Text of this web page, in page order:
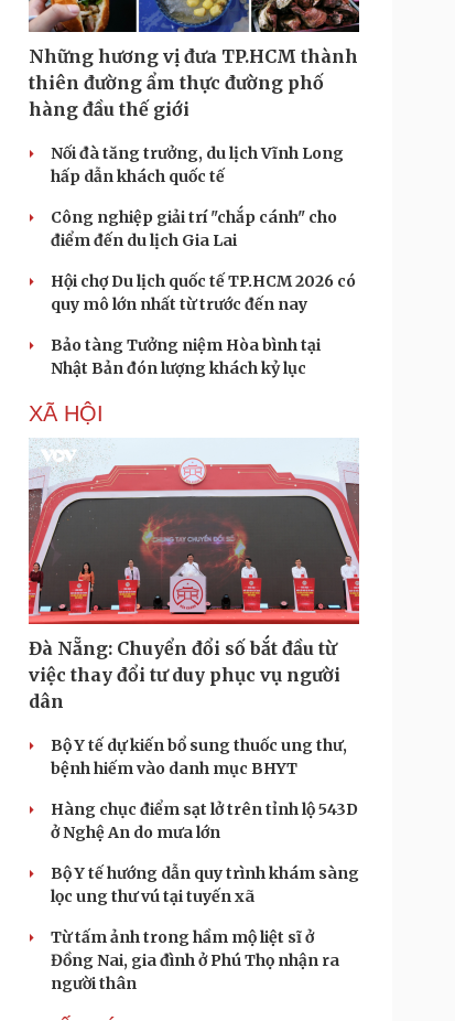
Những hương vị đưa TP.HCM thành
thiên đường ẩm thực đường phố
hàng đầu thế giới
Nối đà tăng trưởng, du lịch Vĩnh Long
hấp dẫn khách quốc tế
Công nghiệp giải trí "chắp cánh" cho
điểm đến du lịch Gia Lai
Hội chợ Du lịch quốc tế TP.HCM 2026 có
quy mô lớn nhất từ trước đến nay
Bảo tàng Tưởng niệm Hòa bình tại
Nhật Bản đón lượng khách kỷ lục
XÃ HỘI
Đà Nẵng: Chuyển đổi số bắt đầu từ
việc thay đổi tư duy phục vụ người
dân
Bộ Y tế dự kiến bổ sung thuốc ung thư,
bệnh hiếm vào danh mục BHYT
Hàng chục điểm sạt lở trên tỉnh lộ 543D
ở Nghệ An do mưa lớn
Bộ Y tế hướng dẫn quy trình khám sàng
lọc ung thư vú tại tuyến xã
Từ tấm ảnh trong hầm mộ liệt sĩ ở
Đồng Nai, gia đình ở Phú Thọ nhận ra
người thân